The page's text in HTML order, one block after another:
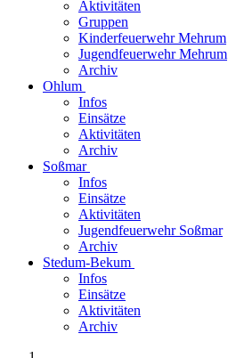
Aktivitäten
Gruppen
Kinderfeuerwehr Mehrum
Jugendfeuerwehr Mehrum
Archiv
Ohlum
Infos
Einsätze
Aktivitäten
Archiv
Soßmar
Infos
Einsätze
Aktivitäten
Jugendfeuerwehr Soßmar
Archiv
Stedum-Bekum
Infos
Einsätze
Aktivitäten
Archiv